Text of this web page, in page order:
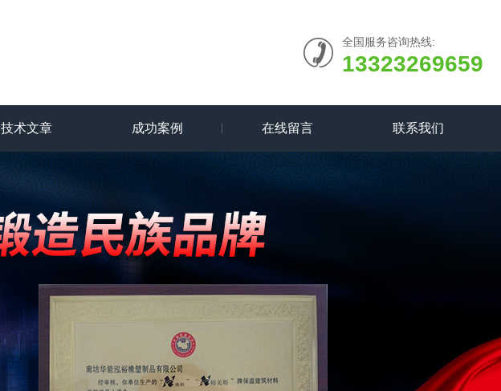
全国服务咨询热线:
13323269659
技术文章 成功案例 在线留言 联系我们